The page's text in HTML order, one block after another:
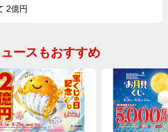
2億円
ースもおすすめ